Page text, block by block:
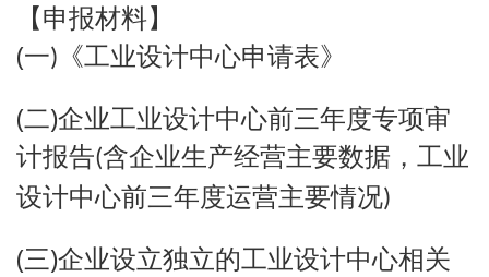
【申报材料】
(一) 《工业设计中心申请表》
(二)企业工业设计中心前三年度专项审
计报告(含企业生产经营主要数据，工业
设计中心前三年度运营主要情况)
(三)企业设立独立的工业设计中心相关